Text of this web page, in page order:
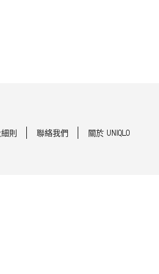
則 聯絡我們 關於 UNIQLO